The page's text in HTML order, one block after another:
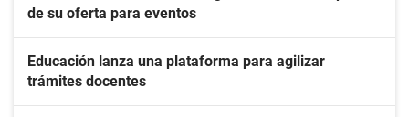
de su oferta para eventos
Educación lanza una plataforma para agilizar
trámites docentes